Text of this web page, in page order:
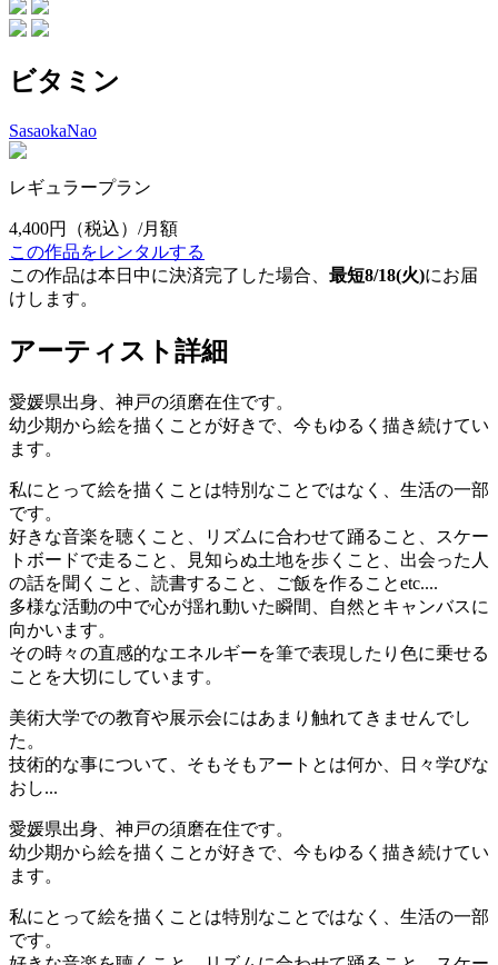
ビタミン
SasaokaNao
レギュラープラン
4,400円
（税込）/月額
この作品をレンタルする
この作品は本日中に決済完了した場合、 最短8/18(火)にお届
けします。
アーティスト詳細
愛媛県出身、神戸の須磨在住です。
幼少期から絵を描くことが好きで、今もゆるく描き続けてい
ます。
私にとって絵を描くことは特別なことではなく、生活の一部
です。
好きな音楽を聴くこと、リズムに合わせて踊ること、スケー
トボードで走ること、見知らぬ土地を歩くこと、出会った人
の話を聞くこと、読書すること、ご飯を作ることetc....
多様な活動の中で心が揺れ動いた瞬間、自然とキャンバスに
向かいます。
その時々の直感的なエネルギーを筆で表現したり色に乗せる
ことを大切にしています。
美術大学での教育や展示会にはあまり触れてきませんでし
た。
技術的な事について、そもそもアートとは何か、日々学びな
おし...
愛媛県出身、神戸の須磨在住です。
幼少期から絵を描くことが好きで、今もゆるく描き続けてい
ます。
私にとって絵を描くことは特別なことではなく、生活の一部
です。